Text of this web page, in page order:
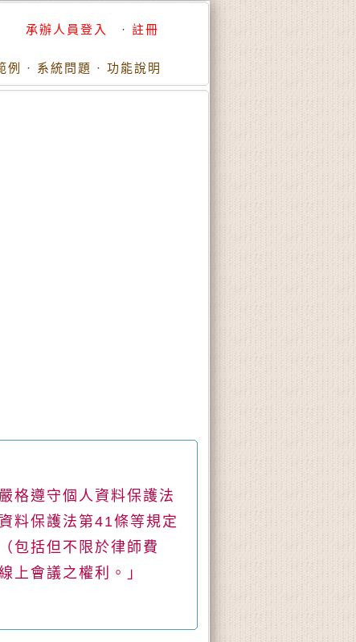
承辦人員登入 · 註冊
例 · 系統問題 · 功能說明
格遵守個人資料保護法
料保護法第41條等規定
包括但不限於律師費
上會議之權利。」